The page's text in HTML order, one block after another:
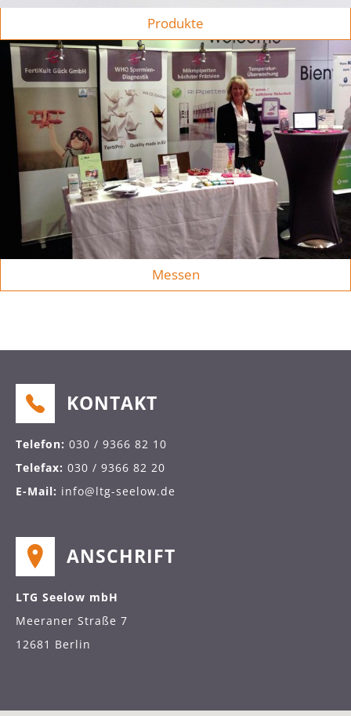
Produkte
Messen
KONTAKT
Telefon: 030 / 9366 82 10
Telefax: 030 / 9366 82 20
E-Mail: info@ltg-seelow.de
ANSCHRIFT
LTG Seelow mbH
Meeraner Straße 7
12681 Berlin